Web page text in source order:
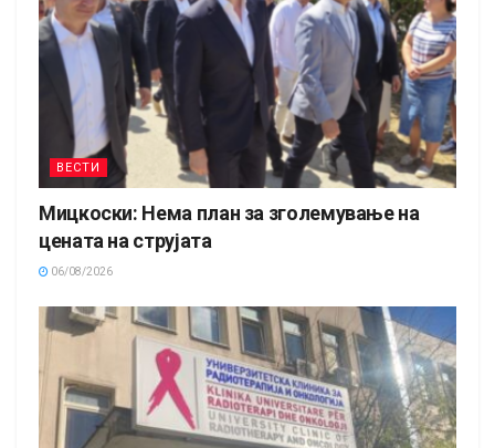
ВЕСТИ
Мицкоски: Нема план за зголемување на
цената на струјата
06/08/2026